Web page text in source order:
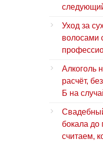
Уход за
волосами
Алкоголь
расчёт,
Б на
бокала до
считаем,